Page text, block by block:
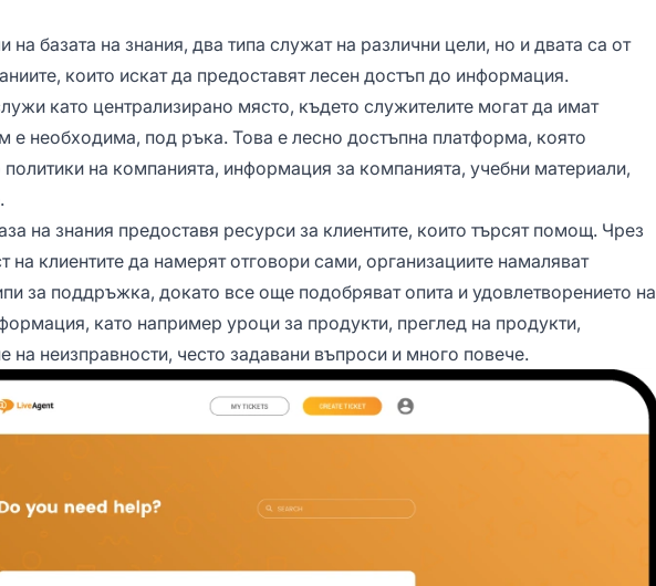
на базата на знания, два типа служат на различни цели, но и двата са от
които искат да предоставят лесен достъп до информация.
като централизирано място, където служителите могат да имат
е необходима, под ръка. Това е лесно достъпна платформа, която
на компанията, информация за компанията, учебни материали,
на знания предоставя ресурси за клиентите, които търсят помощ. Чрез
клиентите да намерят отговори сами, организациите намаляват
за поддръжка, докато все още подобряват опита и удовлетворението на
като например уроци за продукти, преглед на продукти,
на неизправности, често задавани въпроси и много повече.